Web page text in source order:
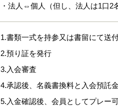
・法人⇔個人（但し、法人は1口2
1.書類一式を持参又は書留にて送
2.預り証を発行
3.入会審査
4.承認後、名義書換料と入会預託
5.入金確認後、会員としてプレー